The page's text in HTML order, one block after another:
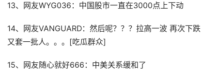
13、网友WYG036：中国股市一直在3000点上下动
14、网友VANGUARD：然后呢？？？拉高一波 再次下跌
又套一批人。。。[吃瓜群众]
15、网友随心就好666：中美关系缓和了